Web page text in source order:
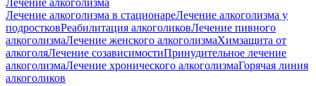
Лечение алкоголизма
Лечение алкоголизма в стационареЛечение алкоголизма у
подростковРеабилитация алкоголиковЛечение пивного
алкоголизмаЛечение женского алкоголизмаХимзащита от
алкоголяЛечение созависимостиПринудительное лечение
алкоголизмаЛечение хронического алкоголизмаГорячая линия
алкоголиков